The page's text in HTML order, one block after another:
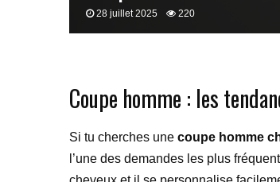
28 juillet 2025 220
Coupe homme : les
Si tu cherches une coupe homme
l’une des demandes les plus